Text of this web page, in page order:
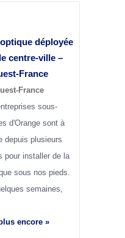
déployée
centre-ville –
France
France
sous-
d'Orange sont à
depuis plusieurs
pour installer de la
sous nos pieds.
semaines,
encore »